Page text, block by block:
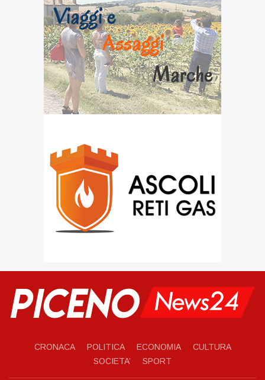
CRONACA POLITICA ECONOMIA
CULTURA
SOCIETA’
SPORT